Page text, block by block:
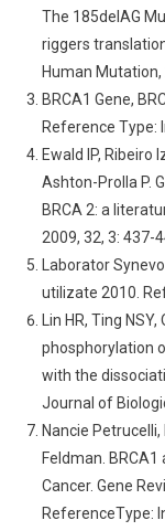
The 185delAG
riggers
Human Mutation,
BRCA1 Gene,
Reference Type:
Ewald IP, Ribeiro
Ashton-Prolla P.
BRCA 2: a
2009, 32, 3: 437-
Laborator
utilizate 2010.
Lin HR, Ting
phosphorylation
with the
Journal of
Nancie Petrucelli,
Feldman.
Cancer. Gene
ReferenceType: